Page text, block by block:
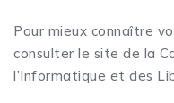
Pour mieux connaître
consulter le site de la
l’Informatique et des